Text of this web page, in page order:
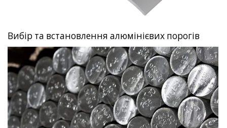
Вибір та встановлення алюмінієвих порогів